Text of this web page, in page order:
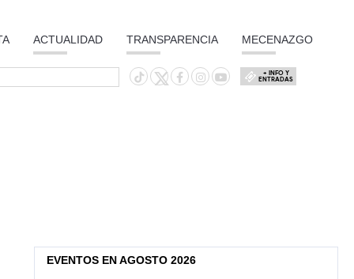
ACTUALIDAD TRANSPARENCIA MECENAZGO
+ INFO Y
ENTRADAS
EVENTOS EN AGOSTO 2026